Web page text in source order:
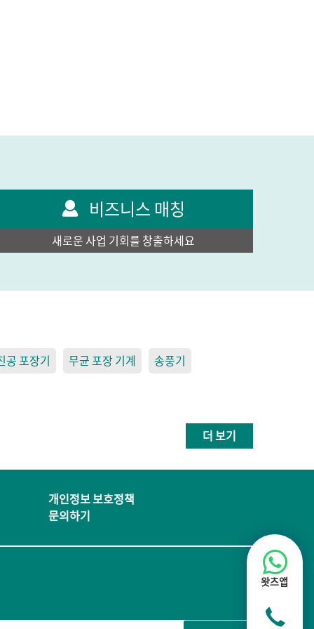
비즈니스 매칭
새로운 사업 기회를 창출하세요
공 포장기 무균 포장 기계 송풍기
더 보기
개인정보 보호정책
문의하기
왓츠앱